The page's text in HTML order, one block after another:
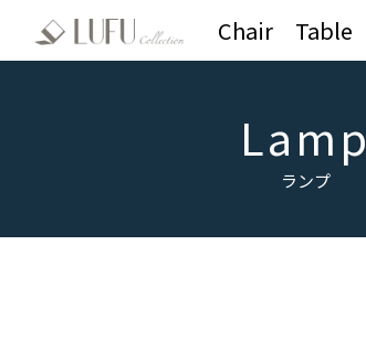
Chair Table
Lamp
ランプ